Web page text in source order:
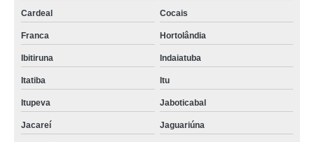
Cardeal Cocais
Franca Hortolândia
Ibitiruna Indaiatuba
Itatiba Itu
Itupeva Jaboticabal
Jacareí Jaguariúna